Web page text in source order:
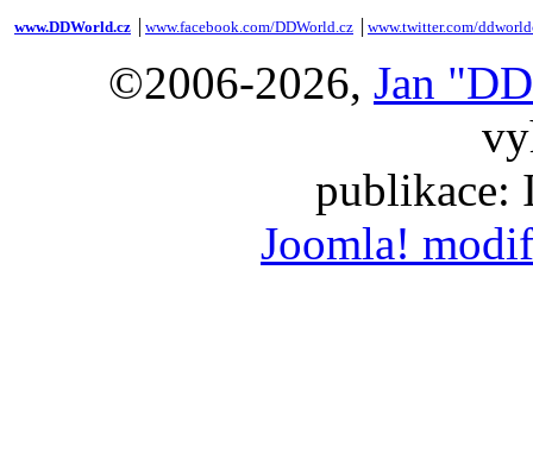
www.DDWorld.cz www.facebook.com/DDWorld.cz www.twitter.com/
©2006-2026, Jan
publikace:
Joomla!